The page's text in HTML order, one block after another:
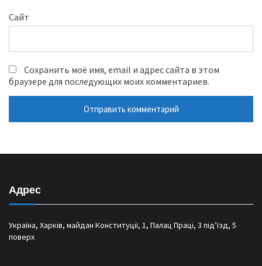
Сайт
Сохранить моё имя, email и адрес сайта в этом
браузере для последующих моих комментариев.
Адрес
Україна, Харків, майдан Конституції, 1, Палац Праці, 3 під’їзд, 5
поверх